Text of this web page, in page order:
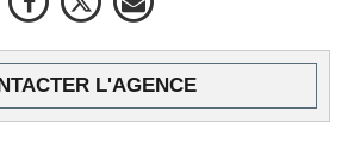
L'AGENCE